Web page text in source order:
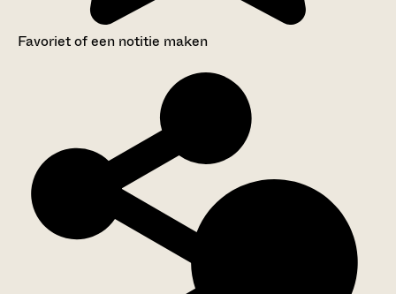
Favoriet of een notitie maken